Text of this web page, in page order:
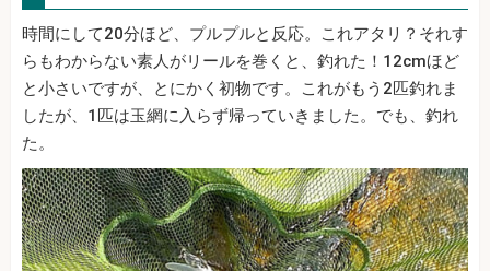
時間にして20分ほど、プルプルと反応。これアタリ？それす
らもわからない素人がリールを巻くと、釣れた！12cmほど
と小さいですが、とにかく初物です。これがもう2匹釣れま
したが、1匹は玉網に入らず帰っていきました。でも、釣れ
た。